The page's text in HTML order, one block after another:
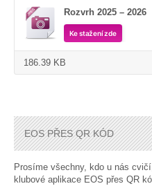
Rozvrh 2025 – 2026
Ke stažení zde
186.39 KB
EOS PŘES QR KÓD
Prosíme všechny, kdo u nás
klubové aplikace EOS přes QR